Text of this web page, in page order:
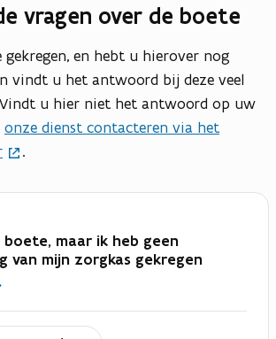
vragen over de boete
gekregen, en hebt u hierover nog
vindt u het antwoord bij deze veel
Vindt u hier niet het antwoord op uw
onze dienst contacteren via het
.
boete, maar ik heb geen
van mijn zorgkas gekregen